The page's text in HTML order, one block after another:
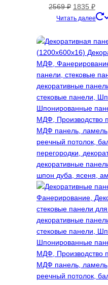
2569₽
цена
2569 ₽.
1835 ₽
Читать далее